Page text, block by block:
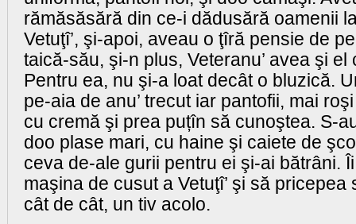
rămăsăsără din ce-i dădusără oamenii
Vetuţî’, şi-apoi, aveau o ţîră pensie de
taică-său, şi-n plus, Veteranu’ avea şi el
Pentru ea, nu şi-a loat decât o bluzică.
pe-aia de anu’ trecut iar pantofii, mai
cu cremă şi prea puțîn să cunoştea. S-
doo plase mari, cu haine şi caiete de
ceva de-ale gurii pentru ei şi-ai bătrâni.
maşina de cusut a Vetuţî’ şi să pricepea
cât de cât, un tiv acolo.